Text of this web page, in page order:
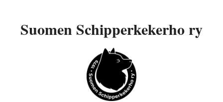
Suomen Schipperkekerho ry